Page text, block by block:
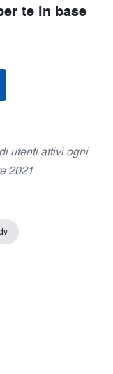
te in base
utenti attivi ogni
2021